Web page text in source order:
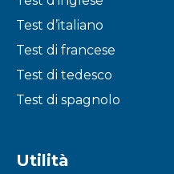
Test d’italiano
Test di francese
Test di tedesco
Test di spagnolo
Utilità